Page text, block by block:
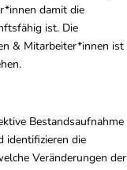
damit die
ist. Die
& Mitarbeiter*innen ist
Bestandsaufnahme
identifizieren die
Veränderungen der